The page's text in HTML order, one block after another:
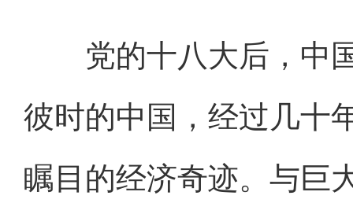
党的十八大后，中国
彼时的中国，经过几十
瞩目的经济奇迹。与巨